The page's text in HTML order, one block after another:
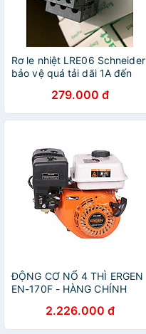
Rơ le nhiệt LRE06 Schneider
bảo vệ quá tải dãi 1A đến
279.000 đ
ĐỘNG CƠ NỔ 4 THÌ ERGEN
EN-170F - HÀNG CHÍNH
2.226.000 đ